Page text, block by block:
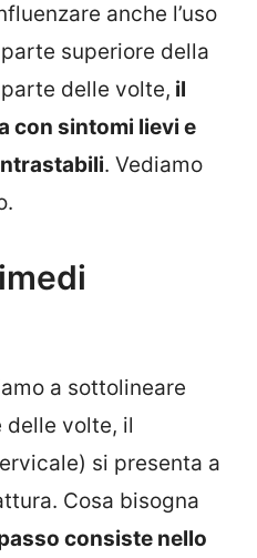
anche l’uso
superiore della
delle volte, il
con sintomi lievi e
. Vediamo
a sottolineare
delle volte, il
si presenta a
Cosa bisogna
consiste nello